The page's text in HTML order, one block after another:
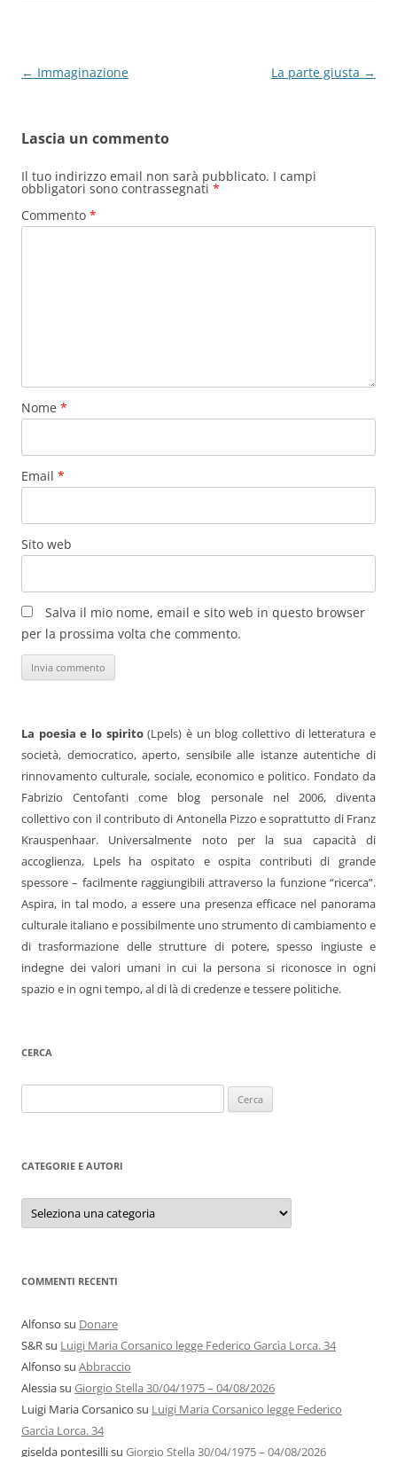
Navigazione
← Immaginazione La parte giusta →
Lascia un commento
Il tuo indirizzo email non sarà pubblicato. I campi
obbligatori sono contrassegnati *
Commento *
Nome *
Email *
Sito web
Salva il mio nome, email e sito web in questo browser
per la prossima volta che commento.
La poesia e lo spirito(Lpels) è un blog collettivo di letteratura e
società, democratico, aperto, sensibile alle istanze autentiche di
rinnovamento culturale, sociale, economico e politico. Fondato da
Fabrizio Centofanti come blog personale nel 2006, diventa
collettivo con il contributo di Antonella Pizzo e soprattutto di Franz
Krauspenhaar. Universalmente noto per la sua capacità di
accoglienza, Lpels ha ospitato e ospita contributi di grande
spessore – facilmente raggiungibili attraverso la funzione “ricerca”.
Aspira, in tal modo, a essere una presenza efficace nel panorama
culturale italiano e possibilmente uno strumento di cambiamento e
di trasformazione delle strutture di potere, spesso ingiuste e
indegne dei valori umani in cui la persona si riconosce in ogni
spazio e in ogni tempo, al di là di credenze e tessere politiche.
CERCA
per:
CATEGORIE E AUTORI
Categorie
autori
COMMENTI RECENTI
Alfonso su Donare
S&Rsu Luigi Maria Corsanico legge Federico Garcìa Lorca. 34
Alfonso su Abbraccio
Alessiasu Giorgio Stella 30/04/1975 – 04/08/2026
Luigi Maria Corsanico su Luigi Maria Corsanico legge Federico
Garcìa Lorca. 34
giselda pontesillisu Giorgio Stella 30/04/1975 – 04/08/2026